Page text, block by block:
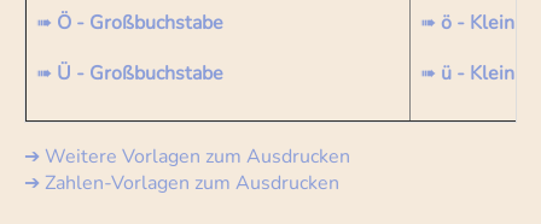
➠ Ö - Großbuchstabe
➠ Ü - Großbuchstabe
➠ ö -
➠ ü -
➔ Weitere Vorlagen zum Ausdrucken
➔ Zahlen-Vorlagen zum Ausdrucken